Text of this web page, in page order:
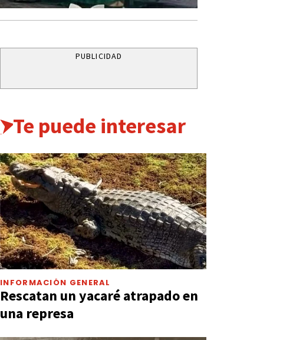
PUBLICIDAD
Te puede interesar
INFORMACIÓN GENERAL
Rescatan un yacaré atrapado en
una represa